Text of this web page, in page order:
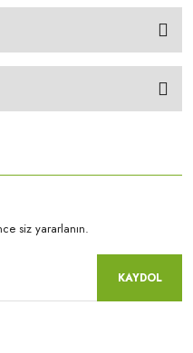
siz yararlanın.
KAYDOL